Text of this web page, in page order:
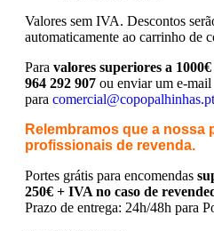
Valores sem IVA. Descontos
automaticamente ao carrinho de
Para valores superiores a
964 292 907 ou enviar um e-mail
para comercial@copopalhinhas.pt
Relembramos que a nossa
profissionais de revenda.
Portes grátis para encomendas
250€ + IVA no caso de
Prazo de entrega: 24h/48h para